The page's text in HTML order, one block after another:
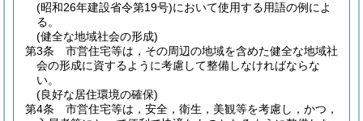
(昭和26年建設省令第19号)において使用する用語の例によ
る。
(健全な地域社会の形成)
第3条
市営住宅等は，その周辺の地域を含めた健全な地域社
会の形成に資するように考慮して整備しなければならな
い。
(良好な居住環境の確保)
第4条
市営住宅等は，安全，衛生，美観等を考慮し，かつ，